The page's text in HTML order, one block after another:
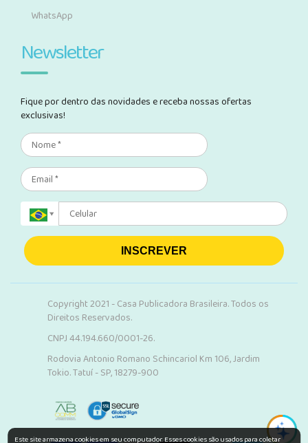
WhatsApp
Newsletter
Fique por dentro das novidades e receba nossas ofertas
exclusivas!
INSCREVER
Copyright 2021 - Casa Publicadora Brasileira. Todos os
Direitos Reservados.
CNPJ 44.194.660/0001-26.
Rodovia Antonio Romano Schincariol Km 106, Jardim
Tokio. Tatuí - SP, 18279-900
Este site armazena cookies em seu computador. Esses cookies são usados para coletar